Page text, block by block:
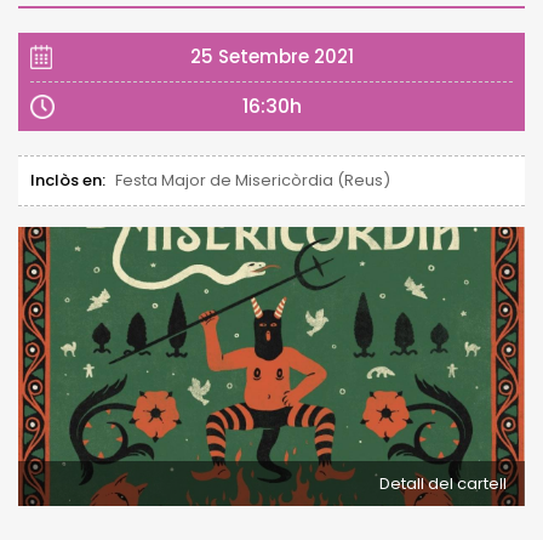
25 Setembre 2021
16:30h
Inclòs en: Festa Major de Misericòrdia (Reus)
Detall del cartell